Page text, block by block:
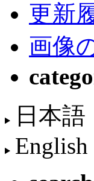
更新
画像
日本語
English